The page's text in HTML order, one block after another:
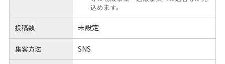
込めます。
投稿数 未設定
集客方法 SNS